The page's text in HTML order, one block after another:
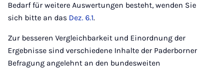
Bedarf für weitere Auswertungen besteht, wenden Sie
sich bitte an das Dez. 6.1.
Zur besseren Vergleichbarkeit und Einordnung der
Ergebnisse sind verschiedene Inhalte der Paderborner
Befragung angelehnt an den bundesweiten